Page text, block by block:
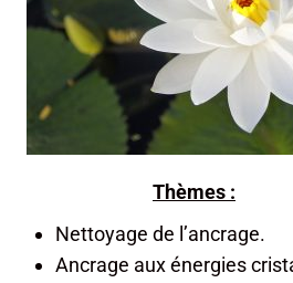
Thèmes :
Nettoyage de l’ancrage.
Ancrage aux énergies